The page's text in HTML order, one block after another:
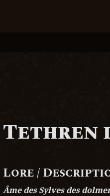
Tethren
Lore /
Âme des Sylves des